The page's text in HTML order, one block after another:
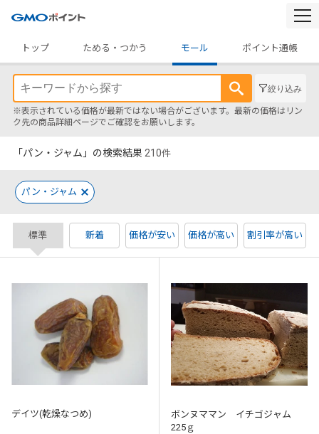
トップ
ためる・つかう モール ポイント通帳
絞り込み
※表示されている価格が最新ではない場合がございます。最新の価格はリン
ク先の商品詳細ページでご確認をお願いします。
「パン・ジャム」の検索結果 210件
パン・ジャム
標準 新着 価格が安い 価格が高い 割引率が高い
デイツ(乾燥なつめ)
ボンヌママン イチゴジャム
225ｇ